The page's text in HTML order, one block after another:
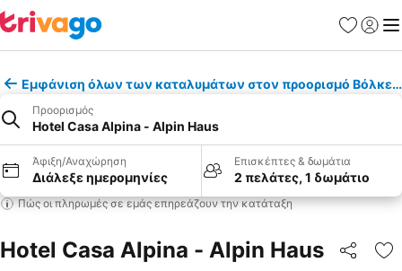
Εμφάνιση όλων των καταλυμάτων στον προορισμό
Προορισμός
Hotel Casa Alpina - Alpin Haus
Άφιξη/Αναχώρηση
Διάλεξε ημερομηνίες
Επισκέπτες & δωμάτια
2 πελάτες, 1 δωμάτιο
Πώς οι πληρωμές σε εμάς επηρεάζουν την κατάταξη
Hotel Casa Alpina - Alpin Haus